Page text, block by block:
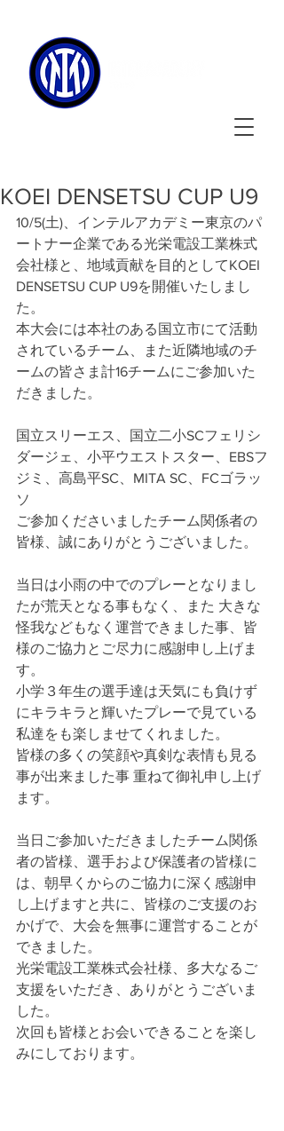
KOEI DENSETSU CUP U9
10/5(土)、インテルアカデミー東京のパ
ートナー企業である光栄電設工業株式
会社様と、地域貢献を目的としてKOEI
DENSETSU CUP U9を開催いたしまし
た。
本大会には本社のある国立市にて活動
されているチーム、また近隣地域のチ
ームの皆さま計16チームにご参加いた
だきました。
国立スリーエス、国立二小SCフェリシ
ダージェ、小平ウエストスター、EBSフ
ジミ、高島平SC、MITA SC、FCゴラッ
ソ
ご参加くださいましたチーム関係者の
皆様、誠にありがとうございました。
当日は小雨の中でのプレーとなりまし
たが荒天となる事もなく、また 大きな
怪我などもなく運営できました事、皆
様のご協力とご尽力に感謝申し上げま
す。
小学３年生の選手達は天気にも負けず
にキラキラと輝いたプレーで見ている
私達をも楽しませてくれました。
皆様の多くの笑顔や真剣な表情も見る
事が出来ました事 重ねて御礼申し上げ
ます。
当日ご参加いただきましたチーム関係
者の皆様、選手および保護者の皆様に
は、朝早くからのご協力に深く感謝申
し上げますと共に、皆様のご支援のお
かげで、大会を無事に運営することが
できました。
光栄電設工業株式会社様、多大なるご
支援をいただき、ありがとうございま
した。
次回も皆様とお会いできることを楽し
みにしております。